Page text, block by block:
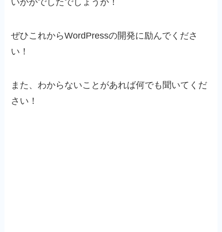
いかがでしたでしょうか！
ぜひこれからWordPressの開発に励んでくださ
い！
また、わからないことがあれば何でも聞いてくだ
さい！